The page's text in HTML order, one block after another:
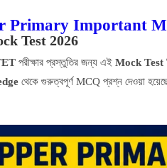
Primary Important
Test 2026
পরীক্ষার প্রস্তুতির জন্য এই Mock Test
থেকে গুরুত্বপূর্ণ MCQ প্রশ্ন দেওয়া